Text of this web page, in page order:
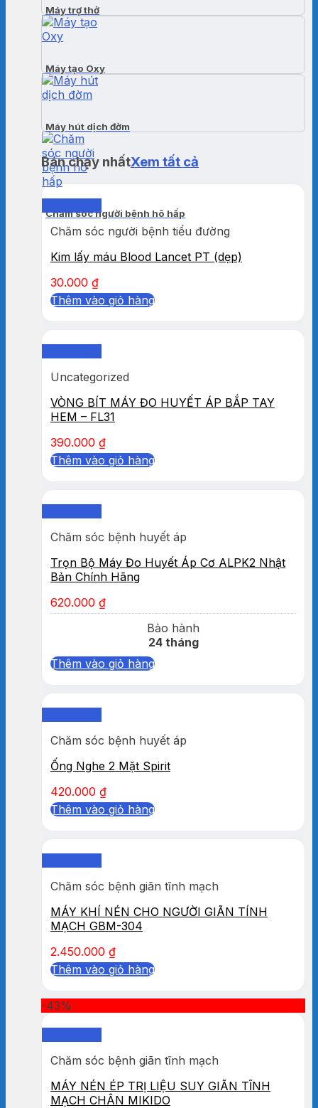
Máy trợ thở
Máy tạo Oxy
Máy hút dịch đờm
Chăm sóc người bệnh hô hấp
Bán chạy nhấtXem tất cả
Chăm sóc người bệnh tiểu đường
Kim lấy máu Blood Lancet PT (dẹp)
30.000 ₫
Thêm vào giỏ hàng
Uncategorized
VÒNG BÍT MÁY ĐO HUYẾT ÁP BẮP TAY
HEM – FL31
390.000 ₫
Thêm vào giỏ hàng
Chăm sóc bệnh huyết áp
Trọn Bộ Máy Đo Huyết Áp Cơ ALPK2 Nhật
Bản Chính Hãng
620.000 ₫
Bảo hành
24 tháng
Thêm vào giỏ hàng
Chăm sóc bệnh huyết áp
Ống Nghe 2 Mặt Spirit
420.000 ₫
Thêm vào giỏ hàng
Chăm sóc bệnh giãn tĩnh mạch
MÁY KHÍ NÉN CHO NGƯỜI GIÃN TÍNH
MẠCH GBM-304
2.450.000 ₫
Thêm vào giỏ hàng
-43%
Chăm sóc bệnh giãn tĩnh mạch
MÁY NÉN ÉP TRỊ LIỆU SUY GIÃN TĨNH
MẠCH CHÂN MIKIDO